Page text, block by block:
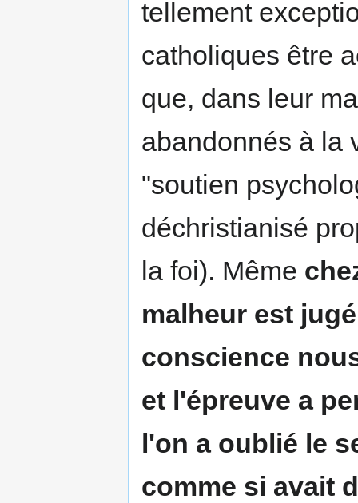
tellement
catholiques être
que, dans leur
abandonnés à la
"soutien
déchristianisé
la foi). Même
malheur est
conscience
et l'épreuve a
l'on a oublié le
comme si avait